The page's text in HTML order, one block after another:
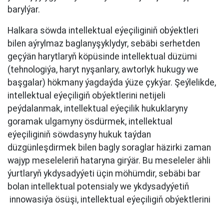
barylýar.
Halkara söwda intellektual eýeçiliginiň obýektleri
bilen aýrylmaz baglanyşyklydyr, sebäbi serhetden
geçýän harytlaryň köpüsinde intellektual düzümi
(tehnologiýa, haryt nyşanlary, awtorlyk hukugy we
başgalar) hökmany ýagdaýda ýüze çykýar. Şeýlelikde,
intellektual eýeçiligiň obýektlerini netijeli
peýdalanmak, intellektual eýeçilik hukuklaryny
goramak ulgamyny ösdürmek, intellektual
eýeçiliginiň söwdasyny hukuk taýdan
düzgünleşdirmek bilen bagly soraglar häzirki zaman
wajyp meseleleriň hataryna girýär. Bu meseleler ähli
ýurtlaryň ykdysadyýeti üçin möhümdir, sebäbi bar
bolan intellektual potensialy we ykdysadyýetiň
innowasiýa ösüşi, intellektual eýeçiligiň obýektlerini